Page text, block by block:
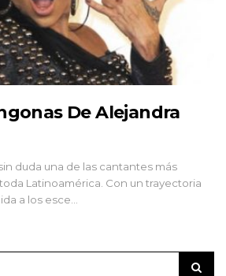
De Alejandra
duda una de las cantantes más
Latinoamérica. Con un trayectoria
a los esce…